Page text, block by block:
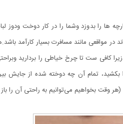
ها را بدوزد وشما را در کار دوخت ودوز
در مواقعی مانند مسافرت بسیار کارآمد
کافی ست تا چرخ خیاطی را بردارید
تمام آن چه دوخته شده از جایش
وقت بخواهیم می‌توانیم به راحتی آن را